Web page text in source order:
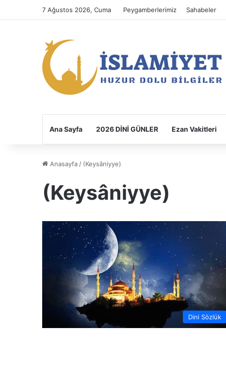
7 Ağustos 2026, Cuma Peygamberlerimiz Sahabeler
Ana Sayfa 2026 DİNİ GÜNLER Ezan Vakitleri
Anasayfa / (Keysâniyye)
(Keysâniyye)
Dini Sözlük